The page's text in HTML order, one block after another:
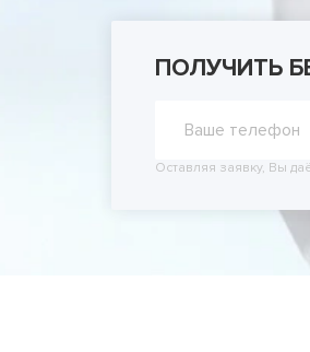
ПОЛУЧИТЬ
Оставляя заявку, Вы